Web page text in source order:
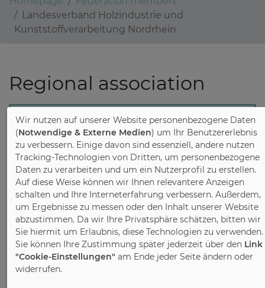
Landesverband Holzindustrie und
Kunststoffverarbeitung Nordrhein
Regional association
Landesverband Holzindustrie
und Kunststoffverarbeitung
Nordrhein e.V.
We represent the interests of the wood and
Wir nutzen auf unserer Website personenbezogene Daten
(Notwendige & Externe Medien) um Ihr Benutzererlebnis
zu verbessern. Einige davon sind essenziell, andere nutzen
Tracking-Technologien von Dritten, um personenbezogene
Daten zu verarbeiten und um ein Nutzerprofil zu erstellen.
Auf diese Weise können wir Ihnen relevantere Anzeigen
schalten und Ihre Interneterfahrung verbessern. Außerdem,
um Ergebnisse zu messen oder den Inhalt unserer Website
abzustimmen. Da wir Ihre Privatsphäre schätzen, bitten wir
Sie hiermit um Erlaubnis, diese Technologien zu verwenden.
Sie können Ihre Zustimmung später jederzeit über den Link
"Cookie-Einstellungen" am Ende jeder Seite ändern oder
widerrufen.